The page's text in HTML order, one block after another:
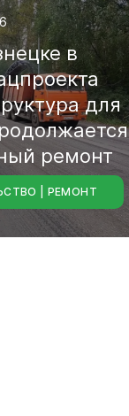
в
для
ремонт
| РЕМОНТ